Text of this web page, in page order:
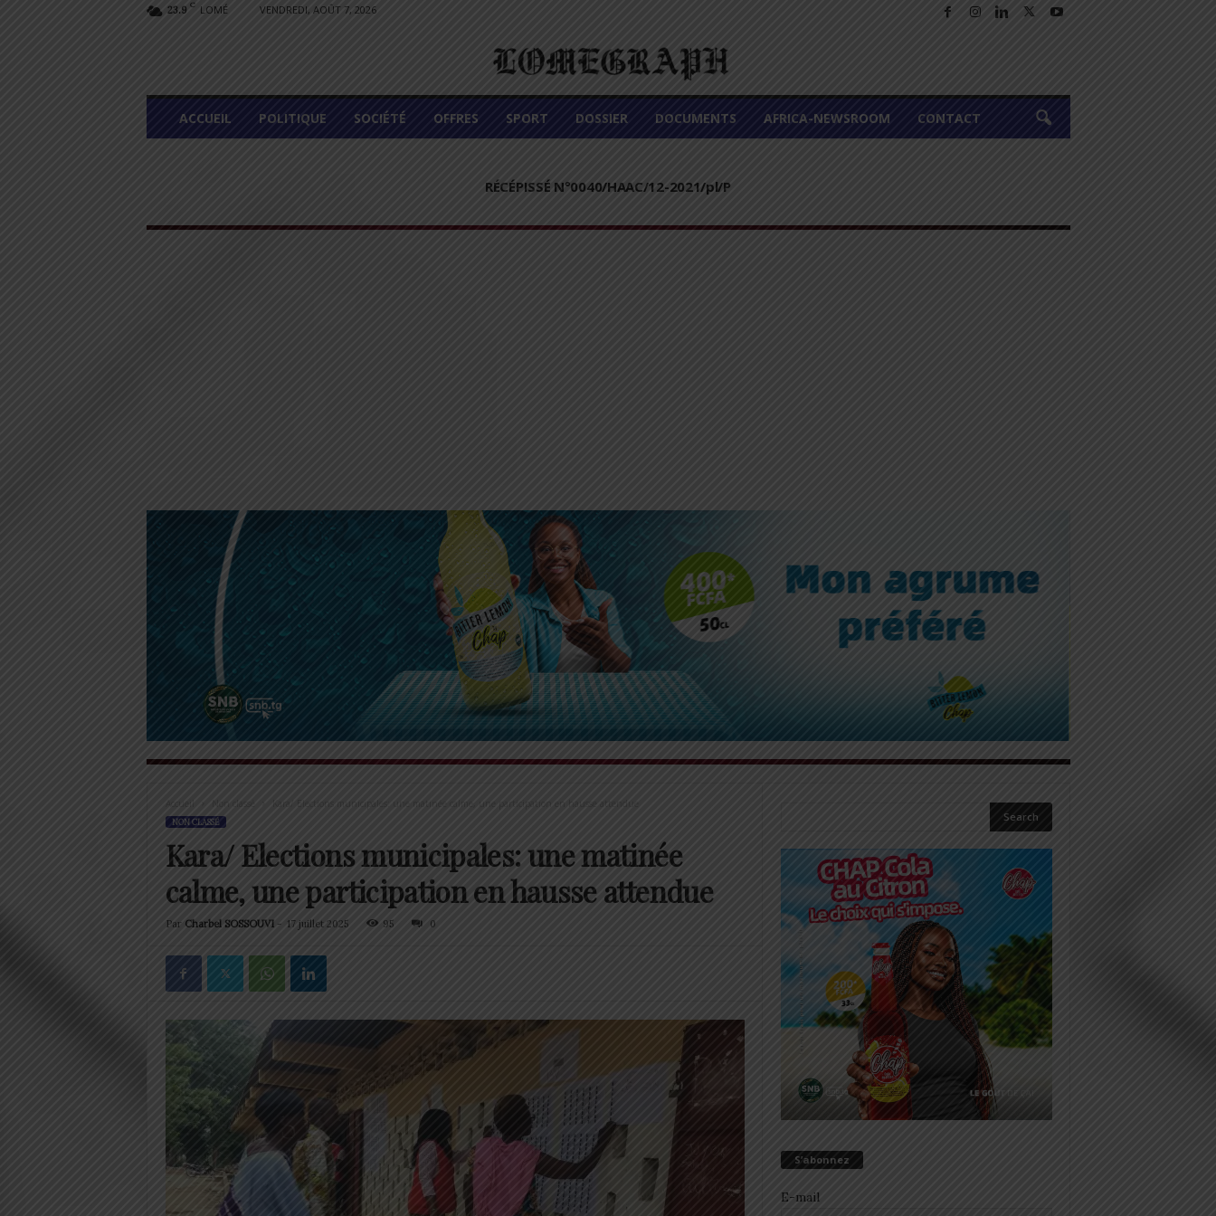
23.9 C LOMÉ VENDREDI, AOÛT 7, 2026
L
M
ACCUEIL POLITIQUE SOCIÉTÉ OFFRES SPORT DOSSIER DOCUMENTS AFRICA-NEWSROOM CONTACT
RÉCÉPISSÉ N°0040/HAAC/12-2021/pl/P
Accueil Kara/ Elections municipales: une matinée calme, une participation en hausse attendue
NON CLASSÉ
Kara/ Elections municipales: une matinée
calme, une participation en hausse attendue
Par Charbel SOSSOUVI- 17 juillet 2025 95 0
S’abonnez
E-mail